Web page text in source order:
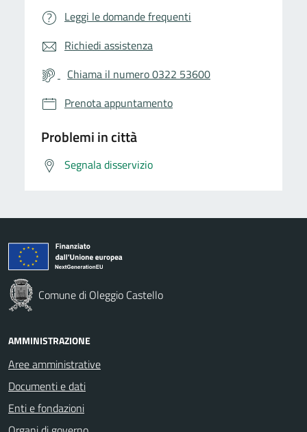
Leggi le domande frequenti
Richiedi assistenza
Chiama il numero 0322 53600
Prenota appuntamento
Problemi in città
Segnala disservizio
Comune di Oleggio Castello
AMMINISTRAZIONE
Aree amministrative
Documenti e dati
Enti e fondazioni